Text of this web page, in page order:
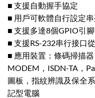
■ 支援自動握手協定
■ 用戶可軟體自行設定
■ 支援多達8個GPIO引腳
■ 支援RS-232串行接口
■ 應用裝置：條碼掃描
MODEM，ISDN-TA，
圖板，指紋辨識及保全
記型電腦